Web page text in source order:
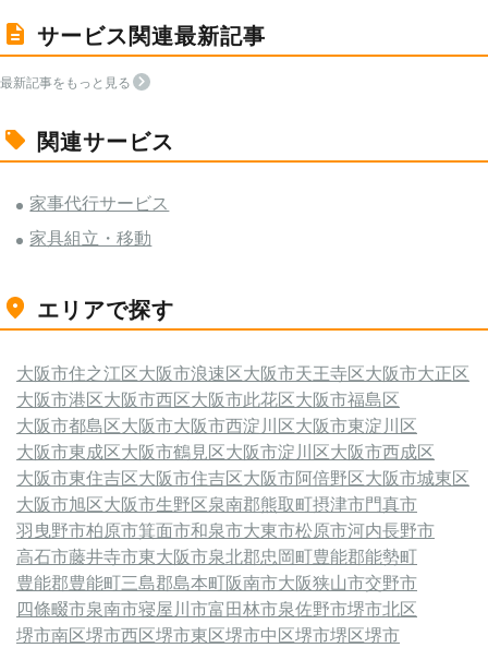
サービス関連最新記事
最新記事をもっと見る
関連サービス
家事代行サービス
家具組立・移動
エリアで探す
大阪市住之江区大阪市浪速区大阪市天王寺区大阪市大正区
大阪市港区大阪市西区大阪市此花区大阪市福島区
大阪市都島区大阪市大阪市西淀川区大阪市東淀川区
大阪市東成区大阪市鶴見区大阪市淀川区大阪市西成区
大阪市東住吉区大阪市住吉区大阪市阿倍野区大阪市城東区
大阪市旭区大阪市生野区泉南郡熊取町摂津市門真市
羽曳野市柏原市箕面市和泉市大東市松原市河内長野市
高石市藤井寺市東大阪市泉北郡忠岡町豊能郡能勢町
豊能郡豊能町三島郡島本町阪南市大阪狭山市交野市
四條畷市泉南市寝屋川市富田林市泉佐野市堺市北区
堺市南区堺市西区堺市東区堺市中区堺市堺区堺市